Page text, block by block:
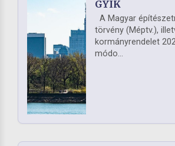
GYIK
A Magyar
törvény (Méptv.),
kormányrendelet
módo...